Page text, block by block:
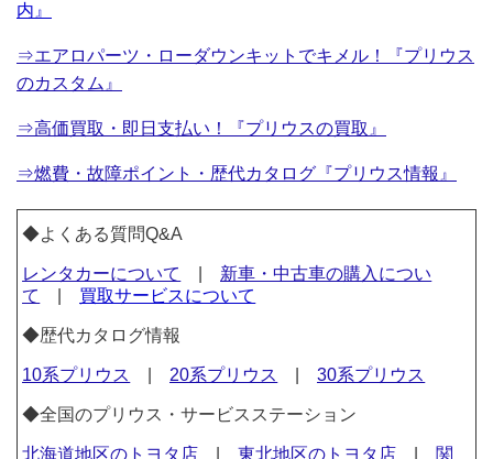
内』
⇒エアロパーツ・ローダウンキットでキメル！『プリウス
のカスタム』
⇒高価買取・即日支払い！『プリウスの買取』
⇒燃費・故障ポイント・歴代カタログ『プリウス情報』
◆よくある質問Q&A
レンタカーについて
新車・中古車の購入につい
て
買取サービスについて
◆歴代カタログ情報
10系プリウス 20系プリウス |30系プリウス
◆全国のプリウス・サービスステーション
北海道地区のトヨタ店 |東北地区のトヨタ店 関